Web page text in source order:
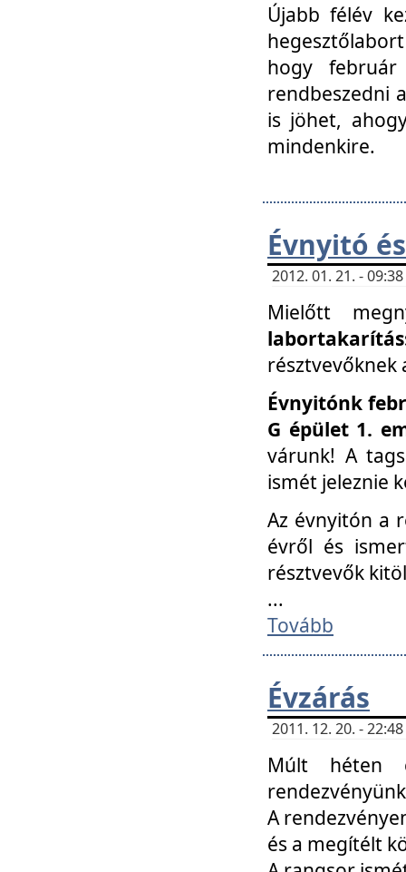
Újabb félév
hogy
rendbeszedni
is jöhet,
mindenkire.
Évnyitó
2012. 01. 21. -
Mielőtt
labortakarítás
résztvevőknek
Évnyitónk
G épület 1.
várunk! A
ismét jeleznie
Az évnyitón a
évről és
résztvevők
...
Tovább
Évzárás
2011. 12. 20. -
Múlt héten
A
és a megítélt